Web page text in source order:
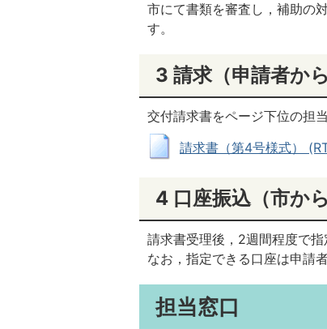
市にて書類を審査し，補助の
す。
3 請求（申請者か
交付請求書をページ下位の担
請求書（第4号様式）
4 口座振込（市か
請求書受理後，2週間程度で指
なお，指定できる口座は申請
担当窓口